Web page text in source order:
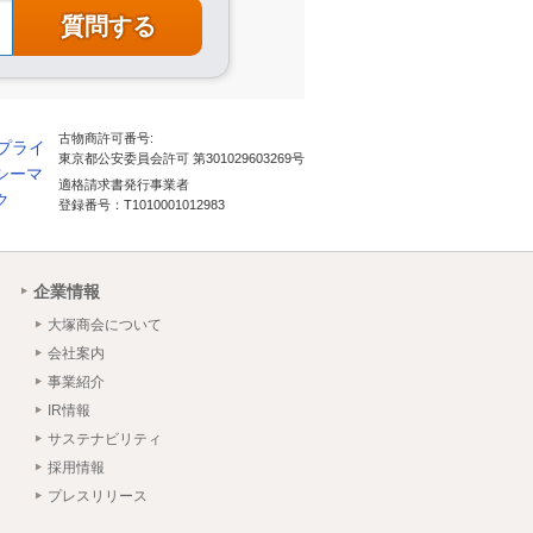
古物商許可番号:
東京都公安委員会許可 第301029603269号
適格請求書発行事業者
登録番号：T1010001012983
企業情報
大塚商会について
会社案内
事業紹介
IR情報
サステナビリティ
採用情報
プレスリリース